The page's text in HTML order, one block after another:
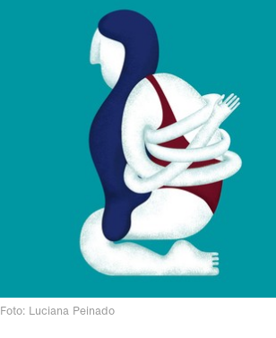
Foto: Luciana Peinado